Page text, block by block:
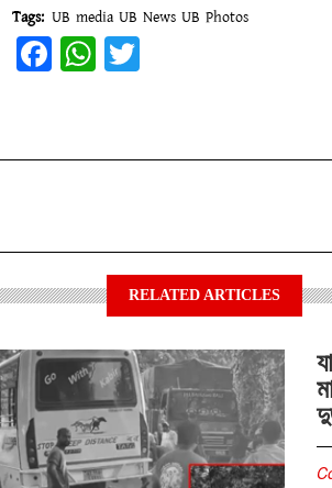
Tags UB media UB News UB Photos
Facebook
WhatsApp
RELATED ARTICLES